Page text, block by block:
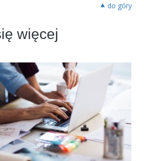
⯅ do góry
więcej